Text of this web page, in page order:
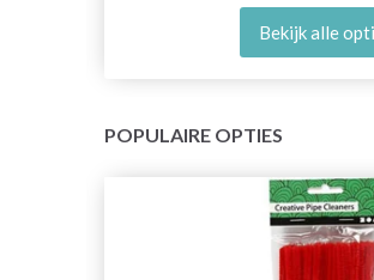
Bekijk alle
POPULAIRE OPTIES